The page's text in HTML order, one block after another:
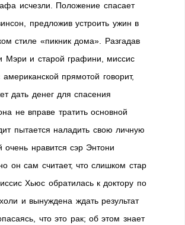
исчезли. Положение спасает
предложив устроить ужин в
стиле «пикник дома». Разгадав
Мэри и старой графини, миссис
прямотой говорит,
дать денег для спасения
не вправе тратить основной
пытается наладить свою личную
нравится сэр Энтони
он сам считает, что слишком стар
Хьюс обратилась к доктору по
и вынуждена ждать результат
что это рак; об этом знает